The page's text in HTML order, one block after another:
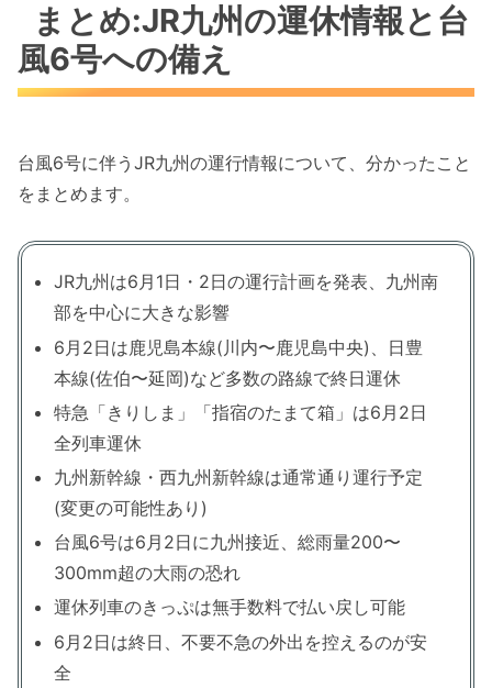
まとめ:JR九州の運休情報と台
風6号への備え
台風6号に伴うJR九州の運行情報について、分かったこと
をまとめます。
JR九州は6月1日・2日の運行計画を発表、九州南
部を中心に大きな影響
6月2日は鹿児島本線(川内〜鹿児島中央)、日豊
本線(佐伯〜延岡)など多数の路線で終日運休
特急「きりしま」「指宿のたまて箱」は6月2日
全列車運休
九州新幹線・西九州新幹線は通常通り運行予定
(変更の可能性あり)
台風6号は6月2日に九州接近、総雨量200〜
300mm超の大雨の恐れ
運休列車のきっぷは無手数料で払い戻し可能
6月2日は終日、不要不急の外出を控えるのが安
全